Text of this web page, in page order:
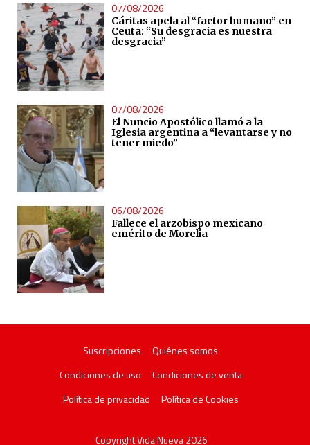
07/08/2026
Cáritas apela al “factor humano” en
Ceuta: “Su desgracia es nuestra
desgracia”
07/08/2026
El Nuncio Apostólico llamó a la
Iglesia argentina a “levantarse y no
tener miedo”
06/08/2026
Fallece el arzobispo mexicano
emérito de Morelia
Suscripciones
Quiénes somos
Condiciones de uso
Condiciones de venta
Política de privacidad
Política de Cookies
Copyright Vida Nueva 2026